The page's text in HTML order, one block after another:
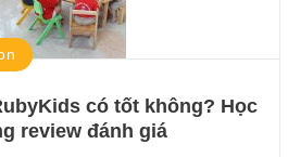
có tốt không? Học
review đánh giá